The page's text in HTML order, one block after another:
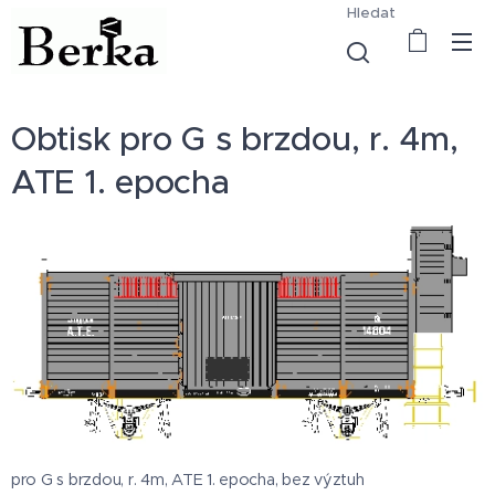
Hledat
Obtisk pro G s brzdou, r. 4m,
ATE 1. epocha
pro G s brzdou, r. 4m, ATE 1. epocha, bez výztuh